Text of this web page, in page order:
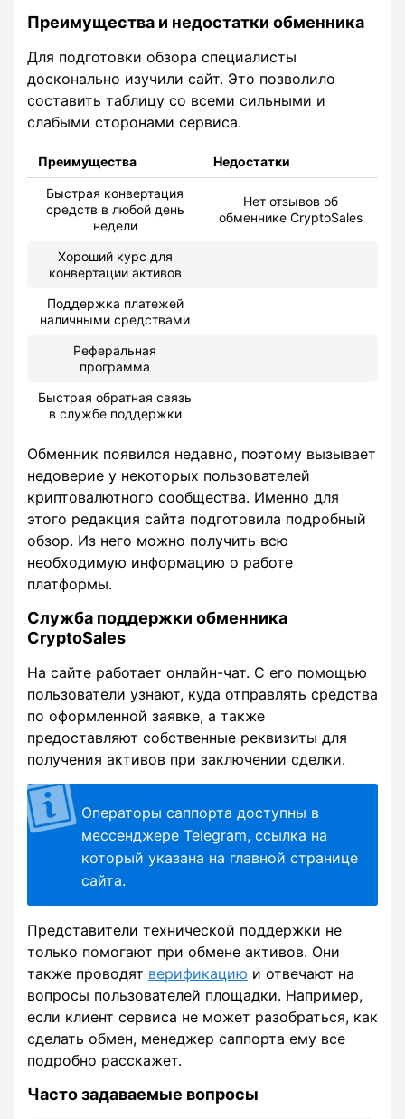
Преимущества и недостатки обменника
Для подготовки обзора специалисты
досконально изучили сайт. Это позволило
составить таблицу со всеми сильными и
слабыми сторонами сервиса.
Преимущества Недостатки
Быстрая конвертация
средств в любой день
недели
Нет отзывов об
обменнике CryptoSales
Хороший курс для
конвертации активов
Поддержка платежей
наличными средствами
Реферальная
программа
Быстрая обратная связь
в службе поддержки
Обменник появился недавно, поэтому вызывает
недоверие у некоторых пользователей
криптовалютного сообщества. Именно для
этого редакция сайта подготовила подробный
обзор. Из него можно получить всю
необходимую информацию о работе
платформы.
Служба поддержки обменника
CryptoSales
На сайте работает онлайн-чат. С его помощью
пользователи узнают, куда отправлять средства
по оформленной заявке, а также
предоставляют собственные реквизиты для
получения активов при заключении сделки.
Операторы саппорта доступны в
мессенджере Telegram, ссылка на
который указана на главной странице
сайта.
Представители технической поддержки не
только помогают при обмене активов. Они
также проводят верификацию и отвечают на
вопросы пользователей площадки. Например,
если клиент сервиса не может разобраться, как
сделать обмен, менеджер саппорта ему все
подробно расскажет.
Часто задаваемые вопросы